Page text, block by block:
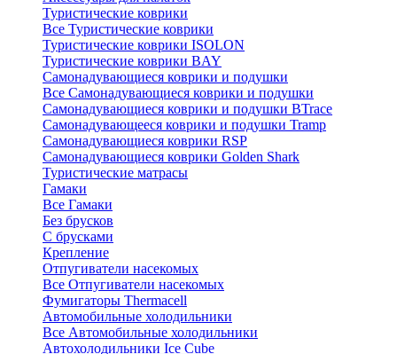
Туристические коврики
Все Туристические коврики
Туристические коврики ISOLON
Туристические коврики BAY
Самонадувающиеся коврики и подушки
Все Самонадувающиеся коврики и подушки
Самонадувающиеся коврики и подушки BTrace
Самонадувающееся коврики и подушки Tramp
Самонадувающиеся коврики RSP
Самонадувающиеся коврики Golden Shark
Туристические матрасы
Гамаки
Все Гамаки
Без брусков
С брусками
Крепление
Отпугиватели насекомых
Все Отпугиватели насекомых
Фумигаторы Thermacell
Автомобильные холодильники
Все Автомобильные холодильники
Автохолодильники Ice Cube